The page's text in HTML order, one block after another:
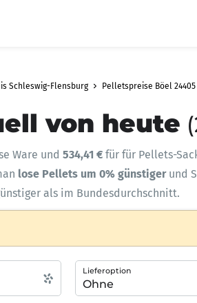
Schleswig-Flensburg Pelletspreise Böel 24405
von heute
Ware und 534,41 € für für Pellets-
lose Pellets um 0% günstiger und
als im Bundesdurchschnitt.
Lieferoption